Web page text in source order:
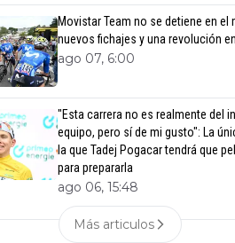
Movistar Team no se detiene en el
nuevos fichajes y una revolución
ago 07, 6:00
"Esta carrera no es realmente del
equipo, pero sí de mi gusto": La
la que Tadej Pogacar tendrá que
para prepararla
ago 06, 15:48
Más articulos